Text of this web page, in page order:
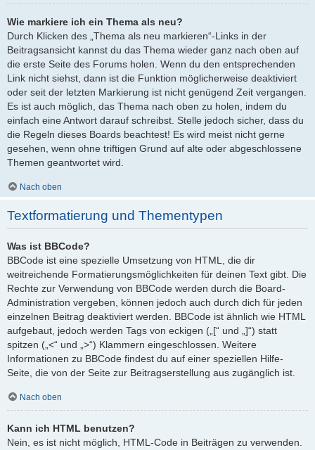
Wie markiere ich ein Thema als neu?
Durch Klicken des „Thema als neu markieren“-Links in der
Beitragsansicht kannst du das Thema wieder ganz nach oben auf
die erste Seite des Forums holen. Wenn du den entsprechenden
Link nicht siehst, dann ist die Funktion möglicherweise deaktiviert
oder seit der letzten Markierung ist nicht genügend Zeit vergangen.
Es ist auch möglich, das Thema nach oben zu holen, indem du
einfach eine Antwort darauf schreibst. Stelle jedoch sicher, dass du
die Regeln dieses Boards beachtest! Es wird meist nicht gerne
gesehen, wenn ohne triftigen Grund auf alte oder abgeschlossene
Themen geantwortet wird.
Nach oben
Textformatierung und Thementypen
Was ist BBCode?
BBCode ist eine spezielle Umsetzung von HTML, die dir
weitreichende Formatierungsmöglichkeiten für deinen Text gibt. Die
Rechte zur Verwendung von BBCode werden durch die Board-
Administration vergeben, können jedoch auch durch dich für jeden
einzelnen Beitrag deaktiviert werden. BBCode ist ähnlich wie HTML
aufgebaut, jedoch werden Tags von eckigen („[“ und „]“) statt
spitzen („<“ und „>“) Klammern eingeschlossen. Weitere
Informationen zu BBCode findest du auf einer speziellen Hilfe-
Seite, die von der Seite zur Beitragserstellung aus zugänglich ist.
Nach oben
Kann ich HTML benutzen?
Nein, es ist nicht möglich, HTML-Code in Beiträgen zu verwenden.